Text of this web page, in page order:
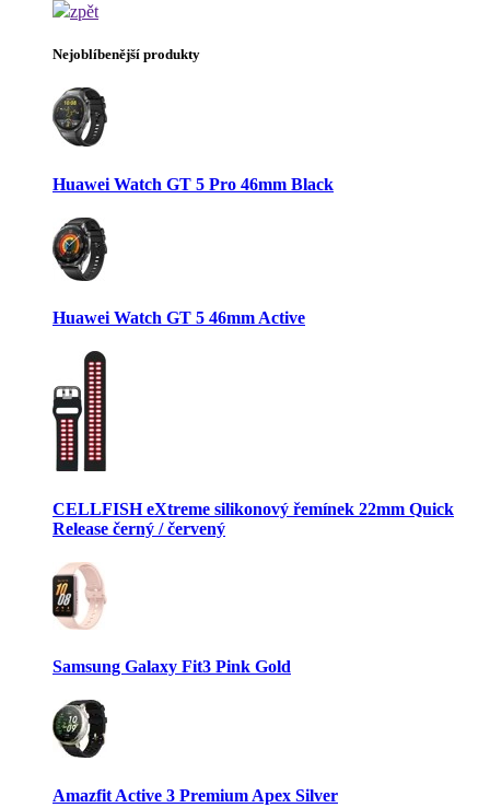
zpět
Nejoblíbenější produkty
Huawei Watch GT 5 Pro 46mm Black
Huawei Watch GT 5 46mm Active
CELLFISH eXtreme silikonový řemínek 22mm Quick
Release černý / červený
Samsung Galaxy Fit3 Pink Gold
Amazfit Active 3 Premium Apex Silver